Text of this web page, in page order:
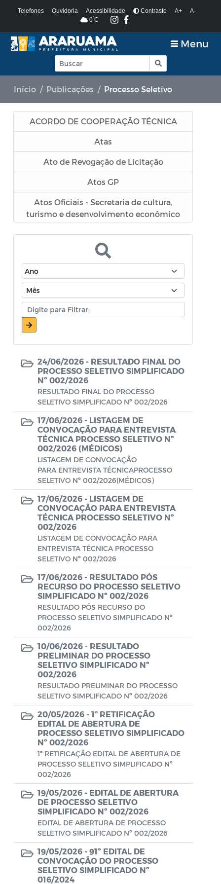
Telefones Ouvidoria Acessibilidade Contraste A+
A-
0ºC
Menu
Início Publicações Processo Seletivo
ACORDO DE COOPERAÇÃO TÉCNICA
Atas
Ato de Revogação de Licitação
Atos GP
Atos Oficiais - Secretaria de cultura,
turismo e desenvolvimento econômico
Atos Oficiais - Secretaria de Educação
Atos Oficiais - Secretaria de Fazenda e
Planejamento
Atos Oficiais - Secretaria de Saúde
Atos Oficiais - Secretaria de Transportes
Atos Oficiais - Secretaria Municipal de
Atos Oficiais - Secretaria Municipal de
Política Social, Trabalho, Habitação,
Terceira Idade e Desenvolvimento
Humano
Autorização Para Início de Obras
Aviso de rescisão unilateral
CADEP - Comissão de Análise de Defesa
Prévia
CONCURSO GUARDA MUNICIPAL Nº 002
Concurso Público
Conselho Municipal - CACS FUNDEB
Conselho Municipal de Assistência Social
de Araruama - COMASO
Conselho Municipal de Educação
Conselho Municipal de Habitação -
Conselho Municipal de Saúde
Conselho Municipal de Turismo
Conselho Municipal do Desenvolvimento
Sustentável Rural e Pesqueiro de
Araruama – COMDESURP-AR
Conselho Municipal do Idoso (COMID)
Conselho Municipal do Meio Ambiente -
CONDEMA
Conselho Municipal dos Direitos da
Criança e do Adolescente de Araruama -
CMDCAA
Contratos
Convênio
Convocação
24/06/2026 - RESULTADO FINAL DO
PROCESSO SELETIVO SIMPLIFICADO
Nº 002/2026
RESULTADO FINAL DO PROCESSO
SELETIVO SIMPLIFICADO Nº 002/2026
17/06/2026 - LISTAGEM DE
CONVOCAÇÃO PARA ENTREVISTA
TÉCNICA PROCESSO SELETIVO Nº
002/2026 (MÉDICOS)
LISTAGEM DE CONVOCAÇÃO
PARA ENTREVISTA TÉCNICAPROCESSO
SELETIVO Nº 002/2026(MÉDICOS)
17/06/2026 - LISTAGEM DE
CONVOCAÇÃO PARA ENTREVISTA
TÉCNICA PROCESSO SELETIVO Nº
002/2026
LISTAGEM DE CONVOCAÇÃO PARA
ENTREVISTA TÉCNICA PROCESSO
SELETIVO Nº 002/2026
17/06/2026 - RESULTADO PÓS
RECURSO DO PROCESSO SELETIVO
SIMPLIFICADO Nº 002/2026
RESULTADO PÓS RECURSO DO
PROCESSO SELETIVO SIMPLIFICADO Nº
002/2026
10/06/2026 - RESULTADO
PRELIMINAR DO PROCESSO
SELETIVO SIMPLIFICADO Nº
002/2026
RESULTADO PRELIMINAR DO PROCESSO
SELETIVO SIMPLIFICADO Nº 002/2026
20/05/2026 - 1ª RETIFICAÇÃO
EDITAL DE ABERTURA DE
PROCESSO SELETIVO SIMPLIFICADO
Nº 002/2026
1ª RETIFICAÇÃO EDITAL DE ABERTURA DE
PROCESSO SELETIVO SIMPLIFICADO Nº
002/2026
19/05/2026 - EDITAL DE ABERTURA
DE PROCESSO SELETIVO
SIMPLIFICADO Nº 002/2026
EDITAL DE ABERTURA DE PROCESSO
SELETIVO SIMPLIFICADO Nº 002/2026
19/05/2026 - 91º EDITAL DE
CONVOCAÇÃO DO PROCESSO
SELETIVO SIMPLIFICADO Nº
016/2024